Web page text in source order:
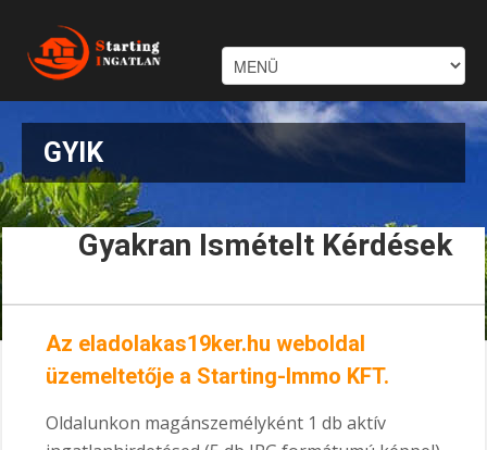
GYIK
Gyakran Ismételt Kérdések
Az eladolakas19ker.hu weboldal
üzemeltetője a Starting-Immo KFT.
Oldalunkon magánszemélyként 1 db aktív